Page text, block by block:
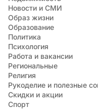
Новости и СМИ
Образ жизни
Образование
Политика
Психология
Работа и вакансии
Региональные
Религия
Рукоделие и полезные
Скидки и акции
Спорт